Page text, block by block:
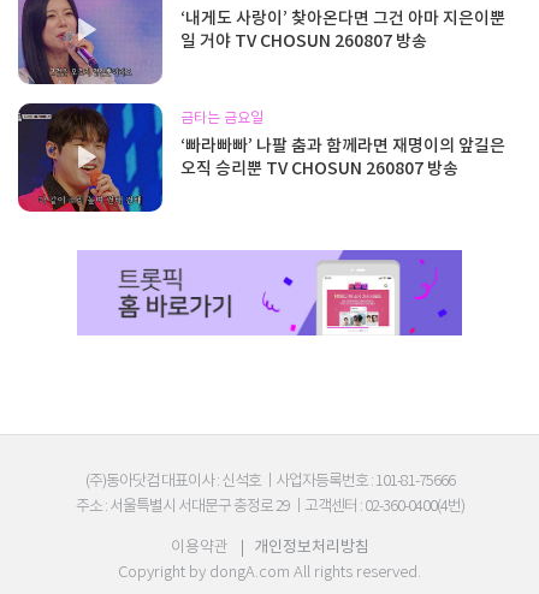
‘내게도 사랑이’ 찾아온다면 그건 아마 지은이뿐
일 거야 TV CHOSUN 260807 방송
금타는 금요일
‘빠라빠빠’ 나팔 춤과 함께라면 재명이의 앞길은
오직 승리뿐 TV CHOSUN 260807 방송
(주)동아닷컴 대표이사 : 신석호
사업자등록번호 : 101-81-75666
주소 : 서울특별시 서대문구 충정로 29
고객센터 : 02-360-0400(4번)
이용약관
| 개인정보처리방침
Copyright by dongA.com All rights reserved.